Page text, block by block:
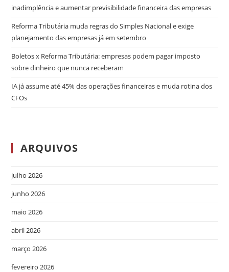
inadimplência e aumentar previsibilidade financeira das empresas
Reforma Tributária muda regras do Simples Nacional e exige
planejamento das empresas já em setembro
Boletos x Reforma Tributária: empresas podem pagar imposto
sobre dinheiro que nunca receberam
IA já assume até 45% das operações financeiras e muda rotina dos
CFOs
ARQUIVOS
julho 2026
junho 2026
maio 2026
abril 2026
março 2026
fevereiro 2026